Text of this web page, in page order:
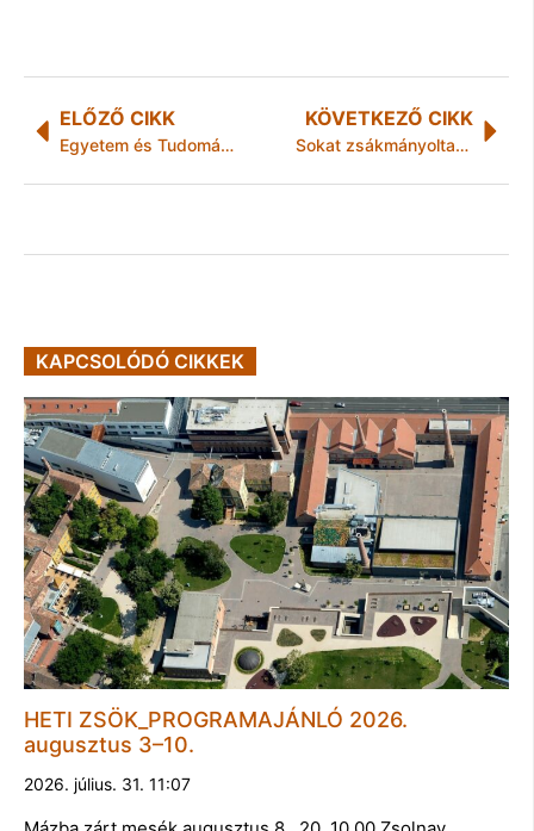
ELŐZŐ CIKK
Egyetem és Tudomány
KÖVETKEZŐ CIKK
Sokat zsákmányoltak, mégis ráfizettek
KAPCSOLÓDÓ CIKKEK
HETI ZSÖK_PROGRAMAJÁNLÓ 2026.
augusztus 3–10.
2026. július. 31. 11:07